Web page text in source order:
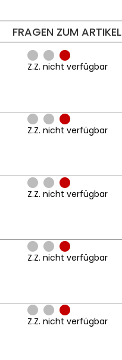
FRAGEN ZUM ARTIKEL
Z.Z. nicht verfügbar
Z.Z. nicht verfügbar
Z.Z. nicht verfügbar
Z.Z. nicht verfügbar
Z.Z. nicht verfügbar